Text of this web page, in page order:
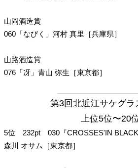
山岡酒造賞
060「なびく」河村 真里［兵庫県］
山路酒造賞
076「冴」青山 弥生［東京都］
第3回北近江サケグラ
上位5位〜20
5位 232pt 030『CROSSES'IN BLACK
森川 オサム［東京都］